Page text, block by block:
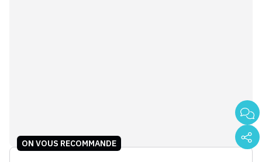
ON VOUS RECOMMANDE